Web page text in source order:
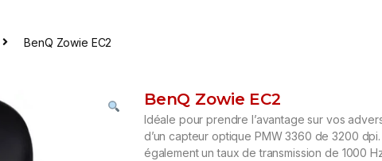
BenQ Zowie EC2
BenQ Zowie EC2
Idéale pour prendre l’avantage sur vos
d’un capteur optique PMW 3360 de 3200
également un taux de transmission de 1000